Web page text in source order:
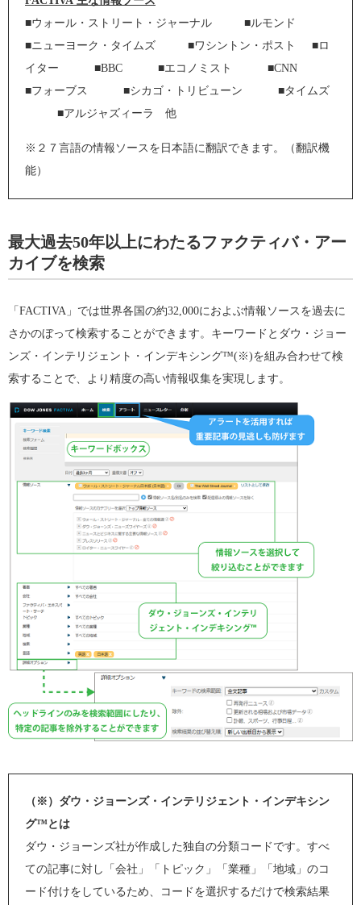
■ウォール・ストリート・ジャーナル ■ルモンド
■ニューヨーク・タイムズ ■ワシントン・ポスト ■ロ
イター ■BBC ■エコノミスト ■CNN
■フォーブス ■シカゴ・トリビューン ■タイムズ
■アルジャズィーラ 他
※２７言語の情報ソースを日本語に翻訳できます。（翻訳機
能）
最大過去50年以上にわたるファクティバ・アー
カイブを検索
「FACTIVA」では世界各国の約32,000におよぶ情報ソースを過去に
さかのぼって検索することができます。キーワードとダウ・ジョー
ンズ・インテリジェント・インデキシング™(※)を組み合わせて検
索することで、より精度の高い情報収集を実現します。
（※）ダウ・ジョーンズ・インテリジェント・インデキシン
グ™とは
ダウ・ジョーンズ社が作成した独自の分類コードです。すべ
ての記事に対し「会社」「トピック」「業種」「地域」のコ
ード付けをしているため、コードを選択するだけで検索結果